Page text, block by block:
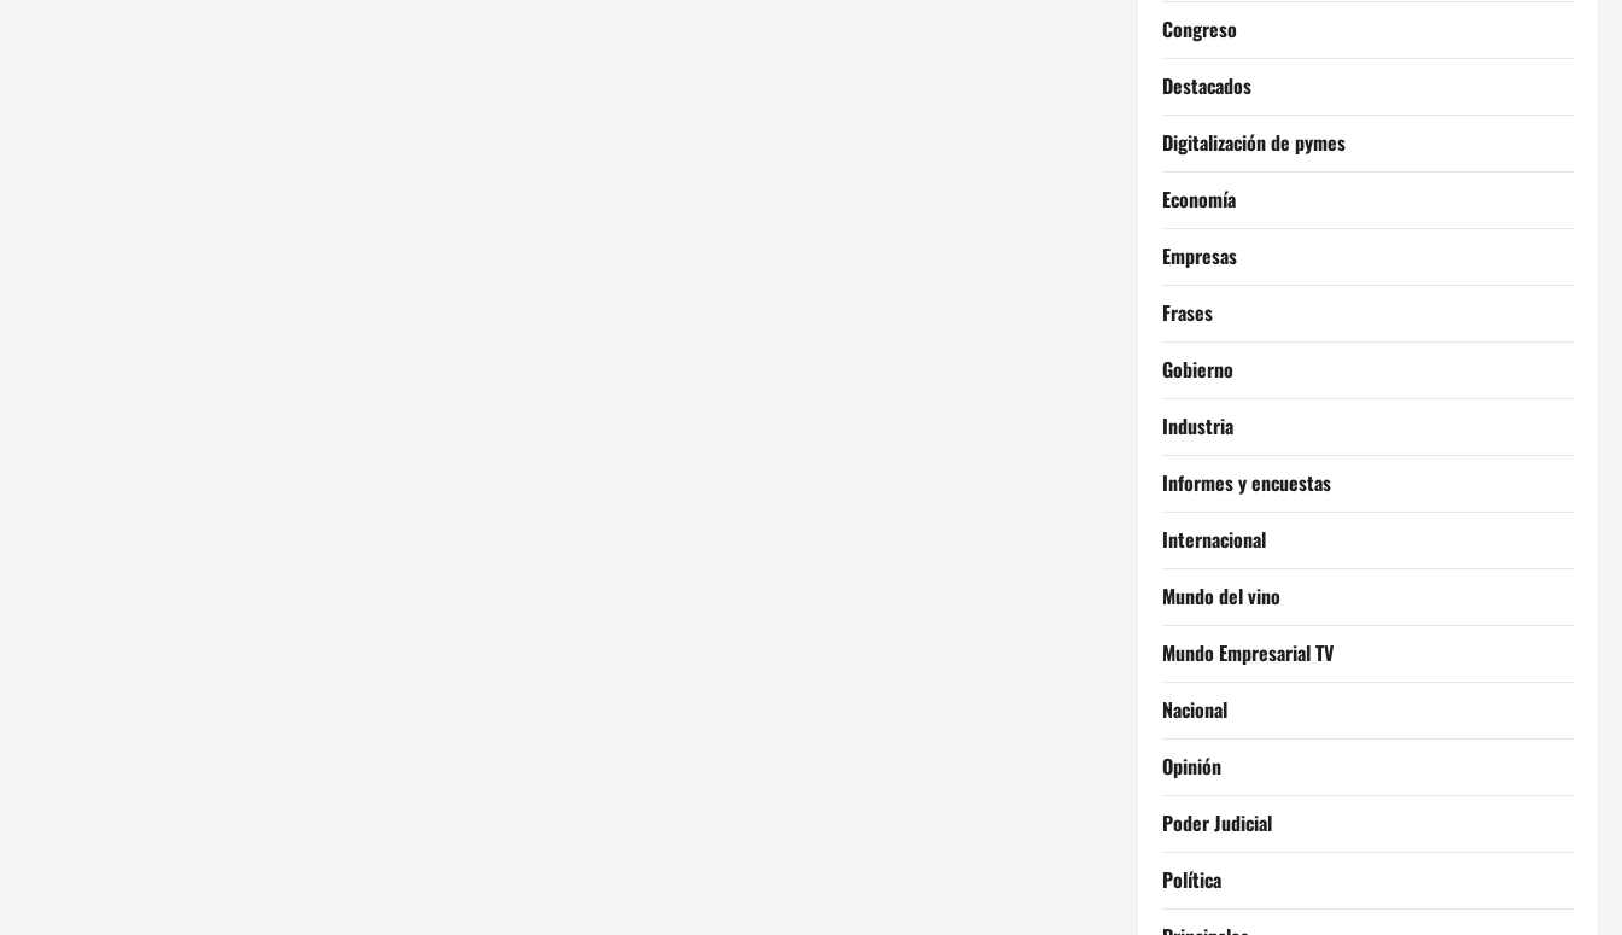
Congreso
Destacados
Digitalización de pymes
Economía
Empresas
Frases
Gobierno
Industria
Informes y encuestas
Internacional
Mundo del vino
Mundo Empresarial TV
Nacional
Opinión
Poder Judicial
Política